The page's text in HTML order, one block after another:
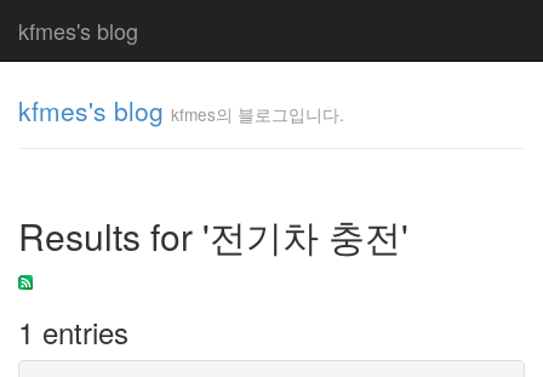
kfmes's blog
kfmes's blog kfmes의 블로그입니다.
Results for '전기차 충전'
1 entries
입니
다.
kfmes
Tag